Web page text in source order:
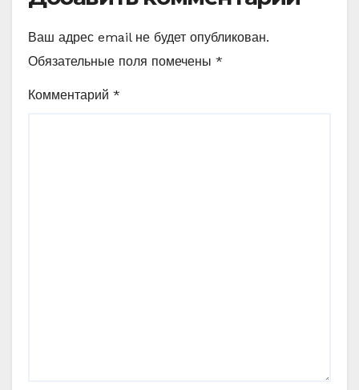
Ваш адрес email не будет опубликован.
Обязательные поля помечены *
Комментарий *